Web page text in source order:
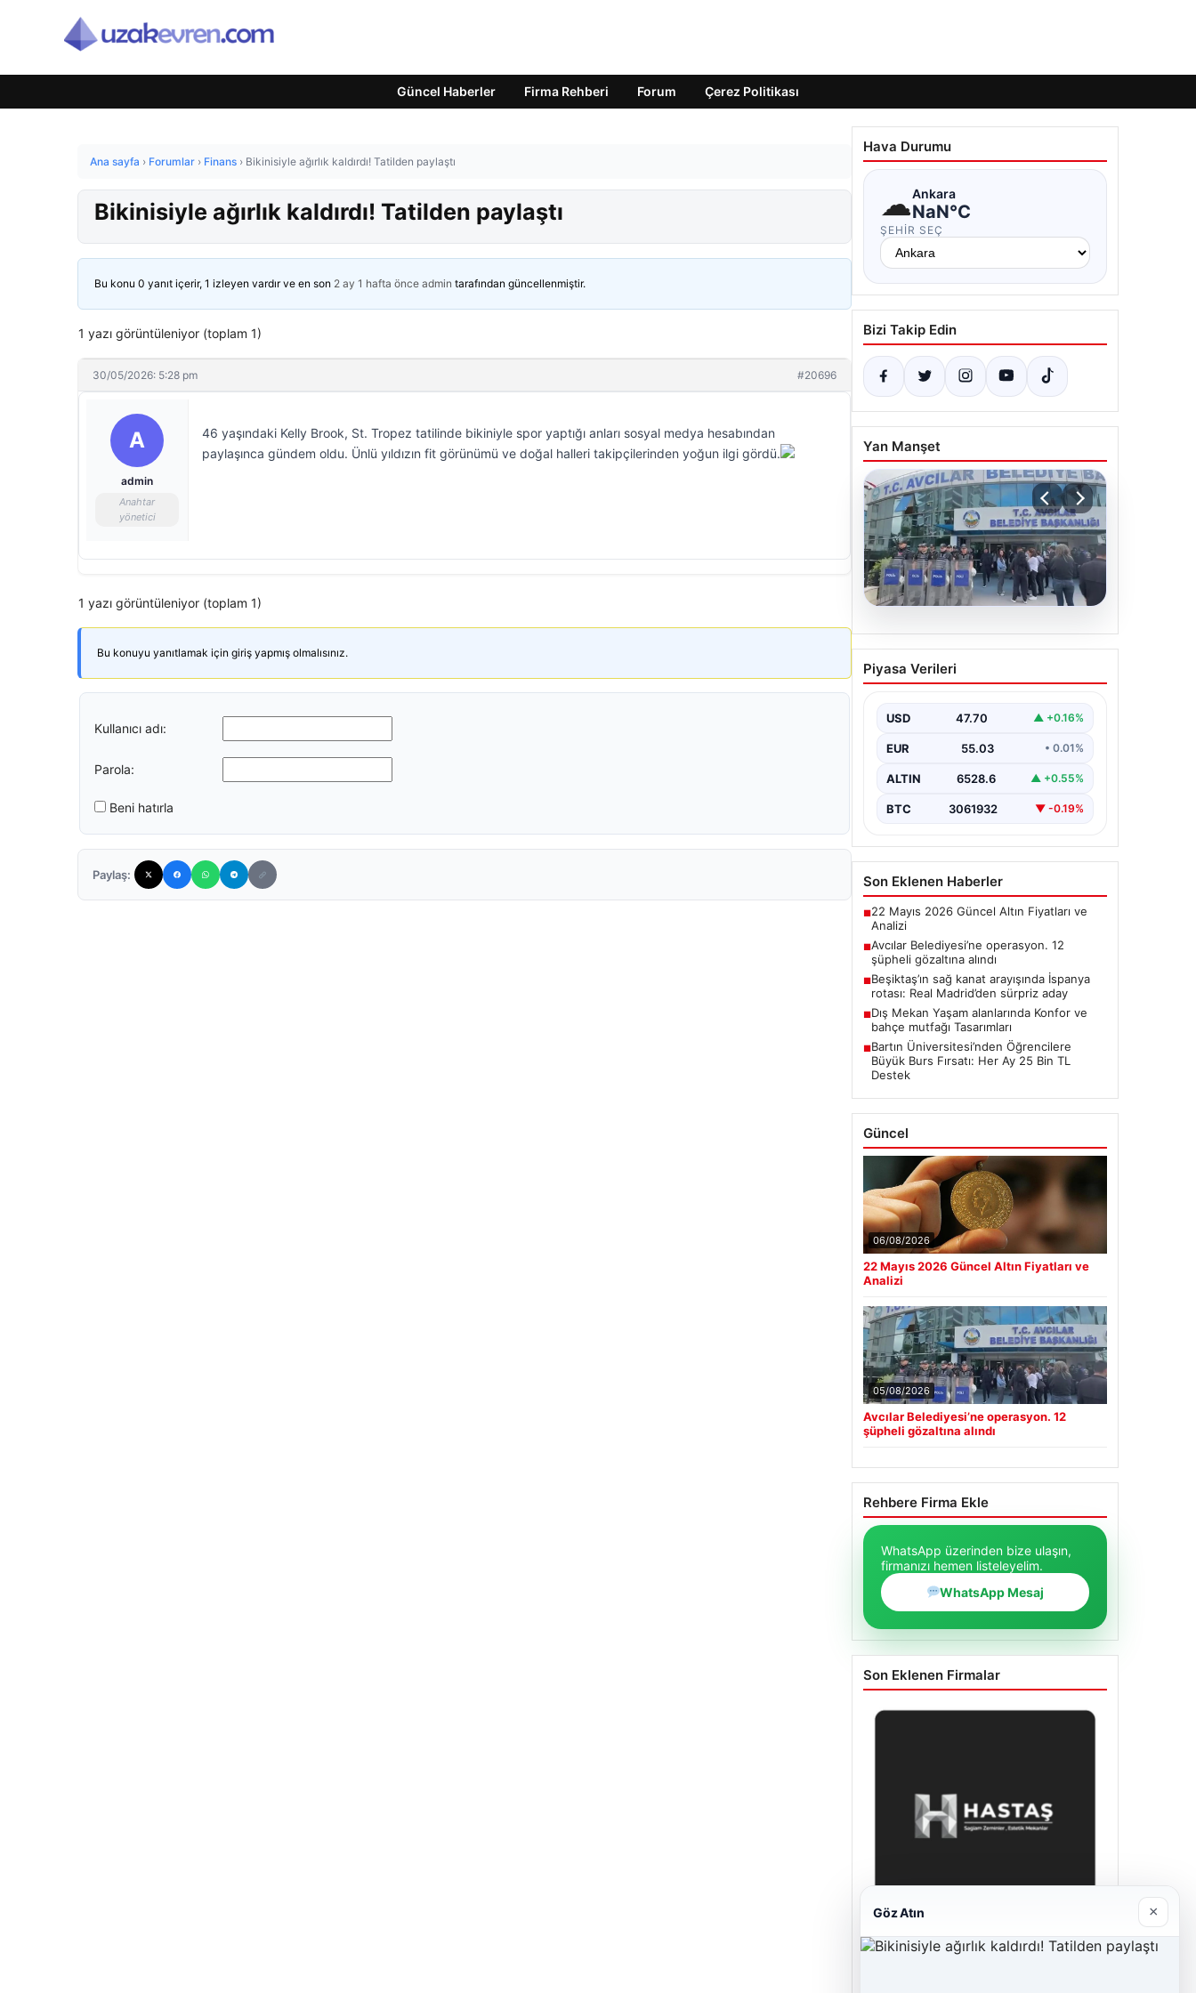
Güncel Haberler Firma Rehberi Forum Çerez Politikası
Ana sayfa › Forumlar › Finans › Bikinisiyle ağırlık kaldırdı! Tatilden paylaştı
Bikinisiyle ağırlık kaldırdı! Tatilden paylaştı
Bu konu 0 yanıt içerir, 1 izleyen vardır ve en son 2 ay 1 hafta önce admin tarafından güncellenmiştir.
1 yazı görüntüleniyor (toplam 1)
30/05/2026: 5:28 pm #20696
A
admin
Anahtar
yönetici
46 yaşındaki Kelly Brook, St. Tropez tatilinde bikiniyle spor yaptığı anları sosyal medya hesabından
paylaşınca gündem oldu. Ünlü yıldızın fit görünümü ve doğal halleri takipçilerinden yoğun ilgi gördü.
1 yazı görüntüleniyor (toplam 1)
Bu konuyu yanıtlamak için giriş yapmış olmalısınız.
Kullanıcı adı:
Parola:
Beni hatırla
Paylaş:
Hava Durumu
☁Ankara
NaN°C
ŞEHIR SEÇ
Bizi Takip Edin
Yan Manşet
Avcılar Belediyesi’ne
operasyon. 12 şüpheli
Piyasa Verileri
USD 47.70 ▲ +0.16%
EUR 55.03 • 0.01%
ALTIN 6528.6 ▲ +0.55%
BTC 3061932 ▼ -0.19%
Son Eklenen Haberler
■22 Mayıs 2026 Güncel Altın Fiyatları ve
Analizi
■Avcılar Belediyesi’ne operasyon. 12
şüpheli gözaltına alındı
■Beşiktaş’ın sağ kanat arayışında İspanya
rotası: Real Madrid’den sürpriz aday
■Dış Mekan Yaşam alanlarında Konfor ve
bahçe mutfağı Tasarımları
■Bartın Üniversitesi’nden Öğrencilere
Büyük Burs Fırsatı: Her Ay 25 Bin TL
Destek
Güncel
06/08/2026
22 Mayıs 2026 Güncel Altın Fiyatları ve
Analizi
05/08/2026
Avcılar Belediyesi’ne operasyon. 12
şüpheli gözaltına alındı
Rehbere Firma Ekle
WhatsApp üzerinden bize ulaşın,
firmanızı hemen listeleyelim.
WhatsApp Mesaj
Son Eklenen Firmalar
Enes Kaplan Avukatlık Bürosu
Göz Atın ×